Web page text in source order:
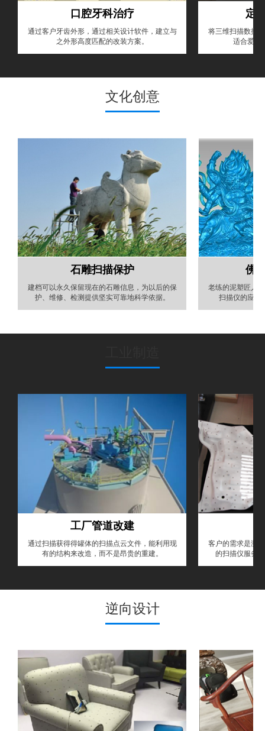
口腔牙科治疗
通过客户牙齿外形，通过相关设计软件，建立与
之外形高度匹配的改装方案。
定
将三维扫描数据
适合爱美
文化创意
石雕扫描保护
建档可以永久保留现在的石雕信息，为以后的保
护、维修、检测提供坚实可靠地科学依据。
佛
老练的泥塑匠人
扫描仪的应用
工厂管道改建
通过扫描获得得罐体的扫描点云文件，能利用现
有的结构来改造，而不是昂贵的重建。
客户的需求是测
的扫描仪服务
逆向设计